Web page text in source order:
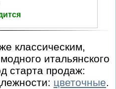
классическим,
итальянского
старта продаж:
цветочные.